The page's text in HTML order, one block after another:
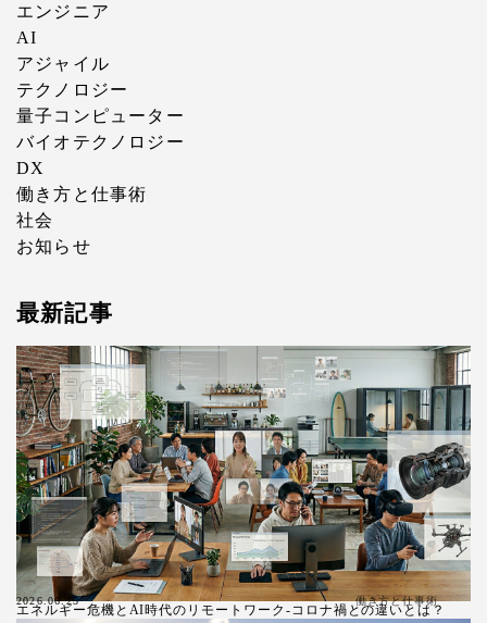
エンジニア
AI
アジャイル
テクノロジー
量子コンピューター
バイオテクノロジー
DX
働き方と仕事術
社会
お知らせ
最新記事
エネルギー危機とAI時代のリモートワーク-コロナ禍との違いとは？
2026.06.25 働き方と仕事術